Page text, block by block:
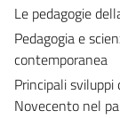
Le pedagogie
Pedagogia e
contemporanea
Principali
Novecento nel